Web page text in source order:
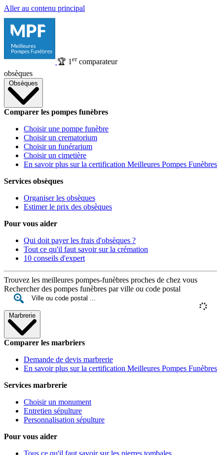
Aller au contenu principal
🏆 1 ercomparateur
obsèques
Obsèques
Comparer les pompes funèbres
Choisir une pompe funèbre
Choisir un crematorium
Choisir un funérarium
Choisir un cimetière
En savoir plus sur la certification Meilleures Pompes Funèbres
Services obsèques
Organiser les obsèques
Estimer le prix des obsèques
Pour vous aider
Qui doit payer les frais d'obsèques ?
Tout ce qu'il faut savoir sur la crémation
10 conseils d'expert
Trouvez les meilleures pompes-funèbres proches de chez vous
Rechercher des pompes funèbres par ville ou code postal
Marbrerie
Comparer les marbriers
Demande de devis marbrerie
En savoir plus sur la certification Meilleures Pompes Funèbres
Services marbrerie
Choisir un monument
Entretien sépulture
Personnalisation sépulture
Pour vous aider
Tous ce qu'il faut savoir sur les pierres tombales